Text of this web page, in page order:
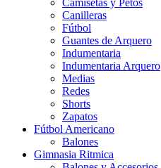
Canilleras
Fútbol
Guantes de Arquero
Indumentaria
Indumentaria Arquero
Medias
Redes
Shorts
Zapatos
Fútbol Americano
Balones
Gimnasia Ritmica